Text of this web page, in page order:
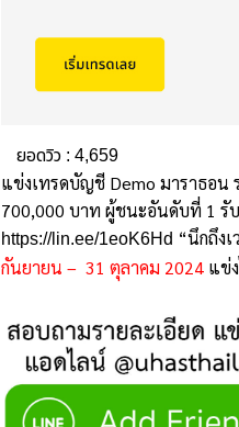
ยอดวิว : 4,659
แข่งเทรดบัญชี Demo มาราธอน
700,000 บาท ผู้ชนะอันดับที่ 1 รั
https://lin.ee/1eoK6Hd “นึกถึง
กันยายน – 31 ตุลาคม 2024 แข่